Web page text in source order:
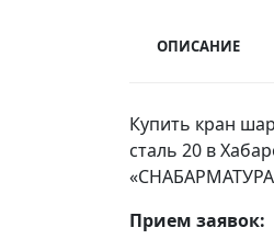
ОПИСАНИЕ
Купить кран
сталь 20 в
Прием заявок: